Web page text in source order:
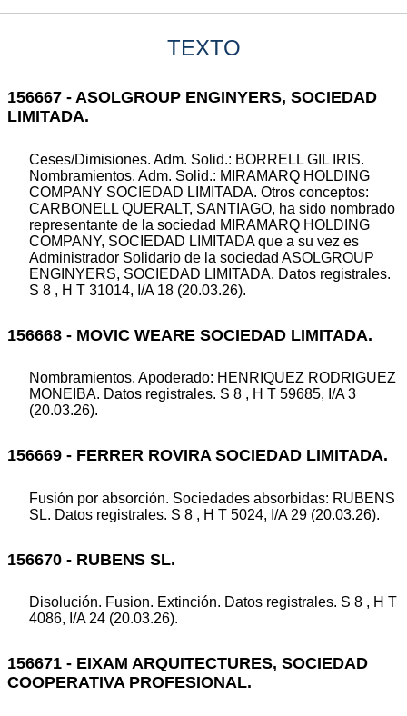
TEXTO
156667 - ASOLGROUP ENGINYERS, SOCIEDAD
LIMITADA.
Ceses/Dimisiones. Adm. Solid.: BORRELL GIL IRIS.
Nombramientos. Adm. Solid.: MIRAMARQ HOLDING
COMPANY SOCIEDAD LIMITADA. Otros conceptos:
CARBONELL QUERALT, SANTIAGO, ha sido nombrado
representante de la sociedad MIRAMARQ HOLDING
COMPANY, SOCIEDAD LIMITADA que a su vez es
Administrador Solidario de la sociedad ASOLGROUP
ENGINYERS, SOCIEDAD LIMITADA. Datos registrales.
S 8 , H T 31014, I/A 18 (20.03.26).
156668 - MOVIC WEARE SOCIEDAD LIMITADA.
Nombramientos. Apoderado: HENRIQUEZ RODRIGUEZ
MONEIBA. Datos registrales. S 8 , H T 59685, I/A 3
(20.03.26).
156669 - FERRER ROVIRA SOCIEDAD LIMITADA.
Fusión por absorción. Sociedades absorbidas: RUBENS
SL. Datos registrales. S 8 , H T 5024, I/A 29 (20.03.26).
156670 - RUBENS SL.
Disolución. Fusion. Extinción. Datos registrales. S 8 , H T
4086, I/A 24 (20.03.26).
156671 - EIXAM ARQUITECTURES, SOCIEDAD
COOPERATIVA PROFESIONAL.